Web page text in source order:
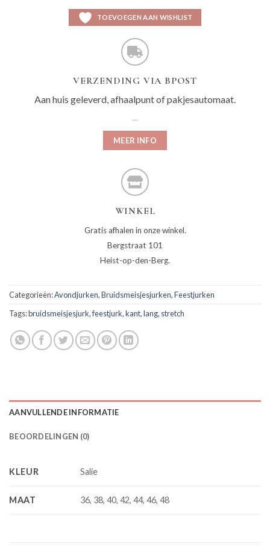
TOEVOEGEN AAN WISHLIST
VERZENDING VIA BPOST
Aan huis geleverd, afhaalpunt of pakjesautomaat.
MEER INFO
WINKEL
Gratis afhalen in onze winkel.
Bergstraat 101
Heist-op-den-Berg.
Categorieën:Avondjurken,Bruidsmeisjesjurken,Feestjurken
Tags:bruidsmeisjesjurk,feestjurk,kant,lang, stretch
AANVULLENDE INFORMATIE
BEOORDELINGEN (0)
KLEUR Salie
MAAT 36, 38, 40, 42, 44, 46, 48